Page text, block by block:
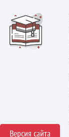
Версия сайта